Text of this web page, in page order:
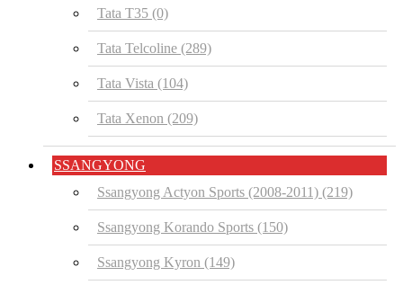
Tata T35 (0)
Tata Telcoline (289)
Tata Vista (104)
Tata Xenon (209)
SSANGYONG
Ssangyong Actyon Sports (2008-2011) (219)
Ssangyong Korando Sports (150)
Ssangyong Kyron (149)